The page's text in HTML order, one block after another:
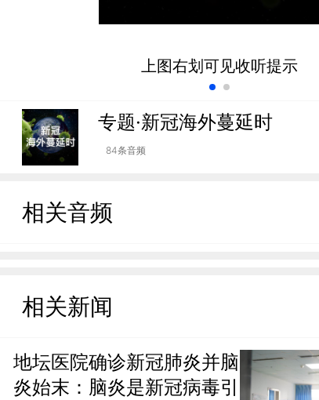
上图右划可见收听提示
专题·新冠海外蔓延时
84条音频
相关音频
相关新闻
地坛医院确诊新冠肺炎并脑
炎始末：脑炎是新冠病毒引